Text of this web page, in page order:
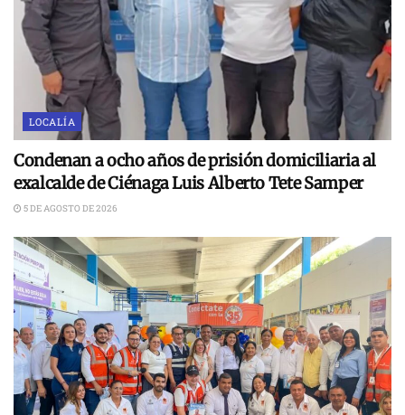
LOCALÍA
Condenan a ocho años de prisión domiciliaria al
exalcalde de Ciénaga Luis Alberto Tete Samper
5 DE AGOSTO DE 2026